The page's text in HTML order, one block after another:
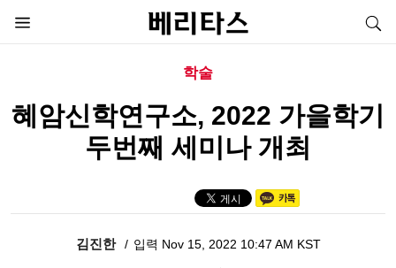
학술
혜암신학연구소, 2022 가을학기
두번째 세미나 개최
김진한 입력 Nov 15, 2022 10:47 AM KST